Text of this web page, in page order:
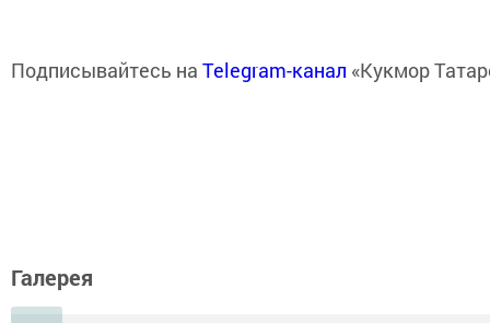
Подписывайтесь на Telegram-канал «Кукмор
Галерея